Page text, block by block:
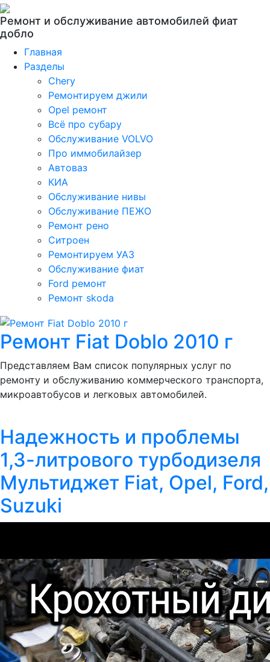
Ремонт и обслуживание автомобилей фиат
добло
Главная
Разделы
Chery
Ремонтируем джили
Opel ремонт
Всё про субару
Обслуживание VOLVO
Про иммобилайзер
Автоваз
КИА
Обслуживание нивы
Обслуживание ПЕЖО
Ремонт рено
Ситроен
Ремонтируем УАЗ
Обслуживание фиат
Ford ремонт
Ремонт skoda
Ремонт Fiat Doblo 2010 г
Представляем Вам список популярных услуг по
ремонту и обслуживанию коммерческого транспорта,
микроавтобусов и легковых автомобилей.
Надежность и проблемы
1,3-литрового турбодизеля
Мультиджет Fiat, Opel, Ford,
Suzuki